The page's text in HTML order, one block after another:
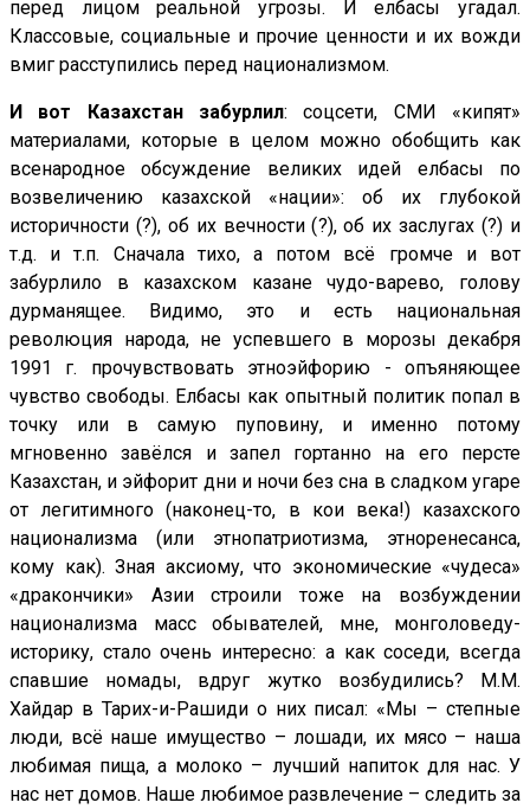
перед лицом реальной угрозы. И елбасы угадал.
Классовые, социальные и прочие ценности и их вожди
вмиг расступились перед национализмом.
И вот Казахстан забурлил: соцсети, СМИ «кипят»
материалами, которые в целом можно обобщить как
всенародное обсуждение великих идей елбасы по
возвеличению казахской «нации»: об их глубокой
историчности (?), об их вечности (?), об их заслугах (?) и
т.д. и т.п. Сначала тихо, а потом всё громче и вот
забурлило в казахском казане чудо-варево, голову
дурманящее. Видимо, это и есть национальная
революция народа, не успевшего в морозы декабря
1991 г. прочувствовать этноэйфорию - опъяняющее
чувство свободы. Елбасы как опытный политик попал в
точку или в самую пуповину, и именно потому
мгновенно завёлся и запел гортанно на его персте
Казахстан, и эйфорит дни и ночи без сна в сладком угаре
от легитимного (наконец-то, в кои века!) казахского
национализма (или этнопатриотизма, этноренесанса,
кому как). Зная аксиому, что экономические «чудеса»
«дракончики» Азии строили тоже на возбуждении
национализма масс обывателей, мне, монголоведу-
историку, стало очень интересно: а как соседи, всегда
спавшие номады, вдруг жутко возбудились? М.М.
Хайдар в Тарих-и-Рашиди о них писал: «Мы – степные
люди, всё наше имущество – лошади, их мясо – наша
любимая пища, а молоко – лучший напиток для нас. У
нас нет домов. Наше любимое развлечение – следить за